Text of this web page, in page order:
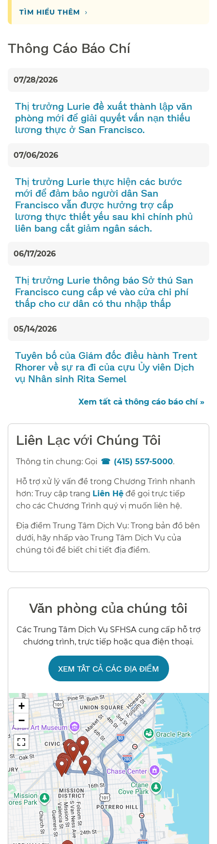
TÌM HIỂU THÊM​​ ›
Thông Cáo Báo Chí​​
07/28/2026
Thị trưởng Lurie đề xuất thành lập văn
phòng mới để giải quyết vấn nạn thiếu
lương thực ở San Francisco.​​
07/06/2026
Thị trưởng Lurie thực hiện các bước
mới để đảm bảo người dân San
Francisco vẫn được hưởng trợ cấp
lương thực thiết yếu sau khi chính phủ
liên bang cắt giảm ngân sách.​​
06/17/2026
Thị trưởng Lurie thông báo Sở thú San
Francisco cung cấp vé vào cửa chi phí
thấp cho cư dân có thu nhập thấp​​
05/14/2026
Tuyên bố của Giám đốc điều hành Trent
Rhorer về sự ra đi của cựu Ủy viên Dịch
vụ Nhân sinh Rita Semel​​
Xem tất cả thông cáo báo chí »​​
Liên Lạc với Chúng Tôi​​
Thông tin chung: Gọi (415) 557-5000.​​
Hỗ trợ xử lý vấn đề trong Chương Trình nhanh
hơn: Truy cập trang Liên Hệ để gọi trực tiếp
cho các Chương Trình quý vị muốn liên hệ.​​
Địa điểm Trung Tâm Dịch Vụ: Trong bản đồ bên
dưới, hãy nhấp vào Trung Tâm Dịch Vụ của
chúng tôi để biết chi tiết địa điểm.​​
Văn phòng của chúng tôi​​
Các Trung Tâm Dịch Vụ SFHSA cung cấp hỗ trợ
chương trình, trực tiếp hoặc qua điện thoại.​​
XEM TẤT CẢ CÁC ĐỊA ĐIỂM​​
+
−